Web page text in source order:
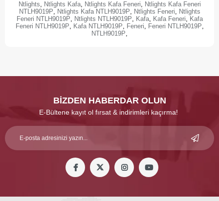
Ntlights, Ntlights Kafa, Ntlights Kafa Feneri, Ntlights Kafa Feneri
NTLH9019P, Ntlights Kafa NTLH9019P, Ntlights Feneri, Ntlights
Feneri NTLH9019P, Ntlights NTLH9019P, Kafa, Kafa Feneri, Kafa
Feneri NTLH9019P, Kafa NTLH9019P, Feneri, Feneri NTLH9019P,
NTLH9019P,
BİZDEN HABERDAR OLUN
E-Bültene kayıt ol fırsat & indirimleri kaçırma!